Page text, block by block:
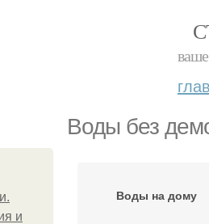
Воды без
и
Воды на дому